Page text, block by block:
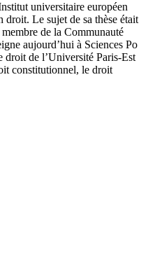
universitaire européen
Le sujet de sa thèse était
de la Communauté
aujourd’hui à Sciences Po
droit de l’Université Paris-Est
constitutionnel, le droit